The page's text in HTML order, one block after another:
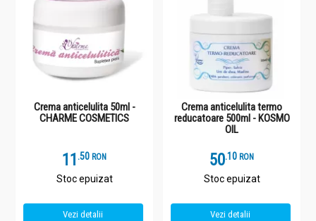
Crema anticelulita 50ml -
CHARME COSMETICS
11 .5 RON
Stoc epuizat
Vezi detalii
Crema anticelulita termo
reducatoare 500ml - KOSMO
OIL
50.1 RON
Stoc epuizat
Vezi detalii